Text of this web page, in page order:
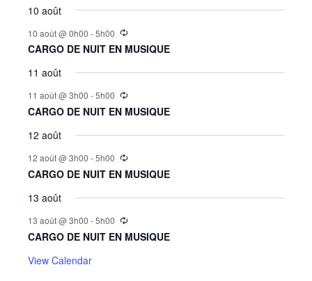
10 août
10 août @ 0h00 -5h00
CARGO DE NUIT EN MUSIQUE
11 août
11 août @ 3h00 -5h00
CARGO DE NUIT EN MUSIQUE
12 août
12 août @ 3h00 -5h00
CARGO DE NUIT EN MUSIQUE
13 août
13 août @ 3h00 -5h00
CARGO DE NUIT EN MUSIQUE
View Calendar